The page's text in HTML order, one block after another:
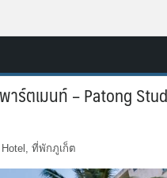
าร์ตเมนท์ – Patong
Hotel , ที่พักภูเก็ต